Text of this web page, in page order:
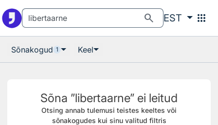
search EST apps
Sõnakogud 1 Keel
Sõna ”libertaarne” ei leitud
Otsing annab tulemusi teistes keeltes või
sõnakogudes kui sinu valitud filtris